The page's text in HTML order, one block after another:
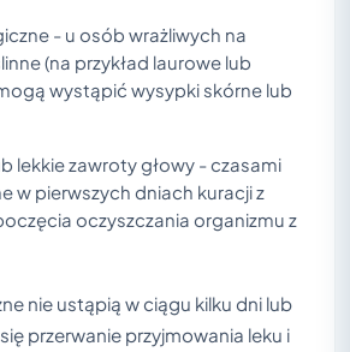
- u osób wrażliwych na
(na przykład laurowe lub
wystąpić wysypki skórne lub
lekkie zawroty głowy - czasami
w pierwszych dniach kuracji z
oczyszczania organizmu z
nie ustąpią w ciągu kilku dni lub
przerwanie przyjmowania leku i